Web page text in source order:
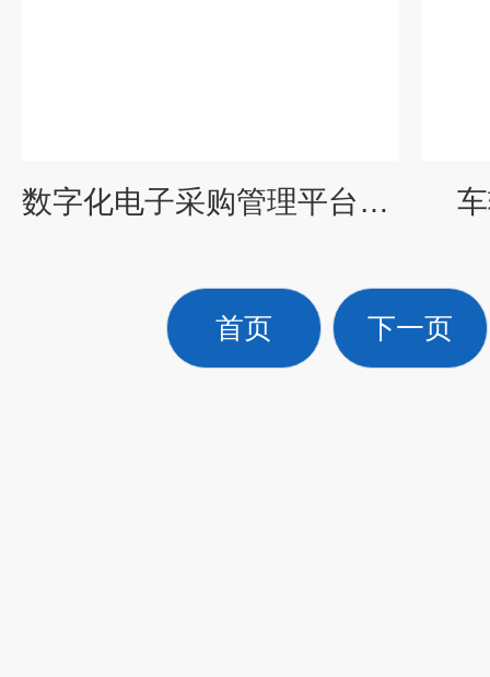
数字化电子采购管理平台开发
首页 下一页